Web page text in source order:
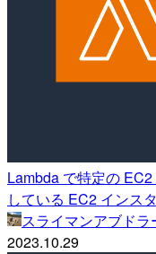
Lambda で特定の
している EC2 インス
スライマンアブドラ
2023.10.29